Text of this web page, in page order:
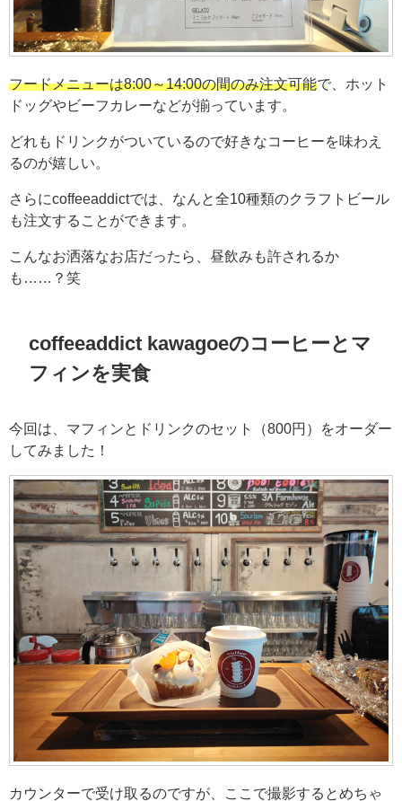
フードメニューは8:00～14:00の間のみ注文可能で、ホット
ドッグやビーフカレーなどが揃っています。
どれもドリンクがついているので好きなコーヒーを味わえ
るのが嬉しい。
さらにcoffeeaddictでは、なんと全10種類のクラフトビール
も注文することができます。
こんなお洒落なお店だったら、昼飲みも許されるか
も……？笑
coffeeaddict kawagoeのコーヒーとマ
フィンを実食
今回は、マフィンとドリンクのセット（800円）をオーダー
してみました！
カウンターで受け取るのですが、ここで撮影するとめちゃ